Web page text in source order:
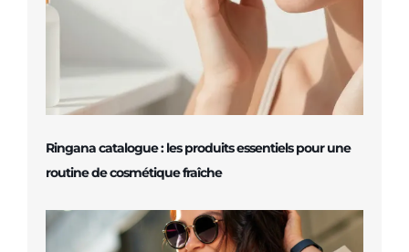
Ringana catalogue : les produits essentiels pour une
routine de cosmétique fraîche